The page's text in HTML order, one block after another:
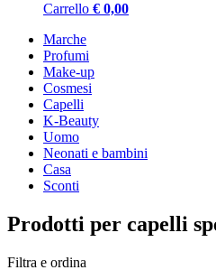
Carrello € 0,00
Marche
Profumi
Make-up
Cosmesi
Capelli
K-Beauty
Uomo
Neonati e bambini
Casa
Sconti
Prodotti per capelli
Filtra e ordina